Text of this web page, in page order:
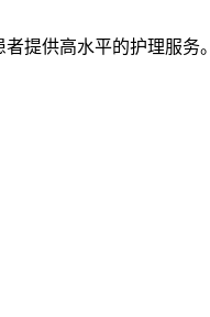
提供高水平的护理服务。